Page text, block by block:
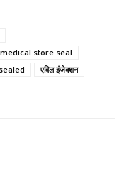
medical store seal
एविल इंजेक्शन